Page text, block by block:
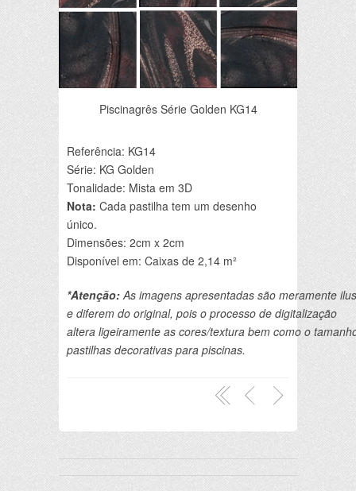
Piscinagrês Série Golden KG14
Referência: KG14
Série: KG Golden
Tonalidade: Mista em 3D
Nota: Cada pastilha tem um desenho
único.
Dimensões: 2cm x 2cm
Disponível em: Caixas de 2,14 m²
*Atenção: As imagens apresentadas são meramente
e diferem do original, pois o processo de digitalização
altera ligeiramente as cores/textura bem como o
pastilhas decorativas para piscinas.